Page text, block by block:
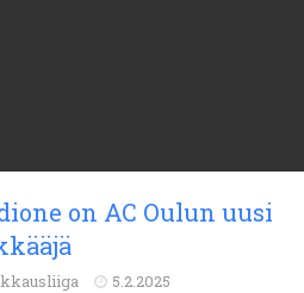
on AC Oulun uusi
5.2.2025